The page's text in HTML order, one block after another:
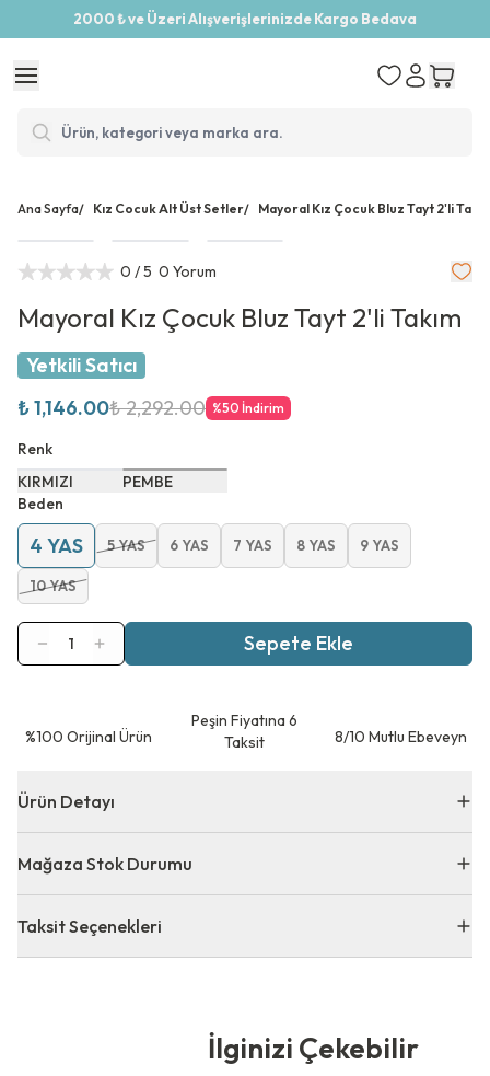
2000 ₺ ve Üzeri Alışverişlerinizde Kargo Bedava
Ana Sayfa/ Kız Cocuk Alt Üst Setler/ Mayoral Kız Çocuk Bluz Tayt 2'li
0 / 5 0 Yorum
Mayoral Kız Çocuk Bluz Tayt 2'li Takım
Yetkili Satıcı
₺ 1,146.00₺ 2,292.00 %50 İndirim
Renk
KIRMIZI
PEMBE
Beden
4 YAS 5 YAS 6 YAS 7 YAS 8 YAS 9 YAS
10 YAS
1 Sepete Ekle
⁠%100 Orijinal Ürün
Peşin Fiyatına 6
Taksit
8/10 Mutlu Ebeveyn
Ürün Detayı
Mağaza Stok Durumu
Taksit Seçenekleri
İlginizi Çekebilir